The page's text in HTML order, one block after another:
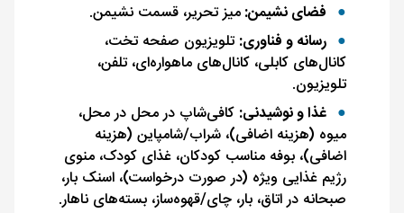
فضای نشیمن:میز تحریر، قسمت نشیمن.
رسانه و فناوری:تلویزیون صفحه تخت،
کانال‌های کابلی، کانال‌های ماهواره‌ای، تلفن،
تلویزیون.
غذا و نوشیدنی: کافی‌شاپ در محل در محل،
میوه (هزینه اضافی)، شراب/شامپاین (هزینه
اضافی)، بوفه مناسب کودکان، غذای کودک، منوی
رژیم غذایی ویژه (در صورت درخواست)، اسنک بار،
صبحانه در اتاق، بار، چای/قهوه‌ساز، بسته‌های ناهار.